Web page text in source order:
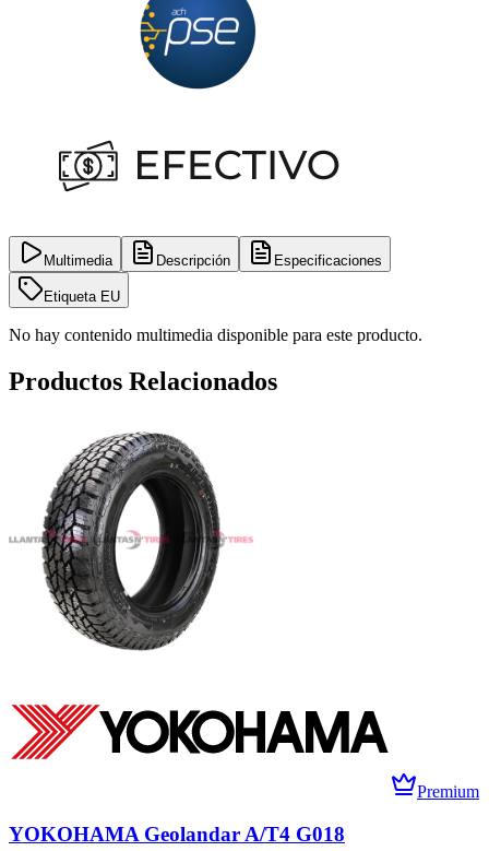
Multimedia Descripción Especificaciones
Etiqueta EU
No hay contenido multimedia disponible para este producto.
Productos Relacionados
Premium
YOKOHAMA Geolandar A/T4 G018